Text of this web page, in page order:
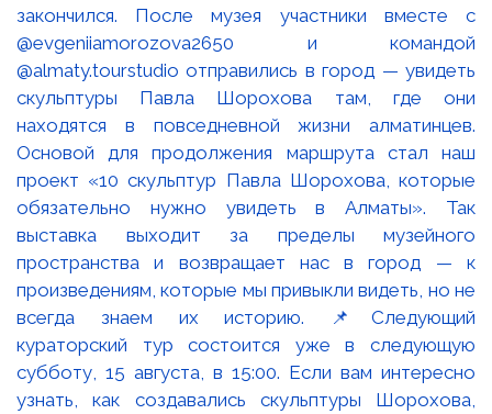
закончился. После музея участники вместе с
@evgeniiamorozova2650 и командой
@almaty.tourstudio отправились в город — увидеть
скульптуры Павла Шорохова там, где они
находятся в повседневной жизни алматинцев.
Основой для продолжения маршрута стал наш
проект «10 скульптур Павла Шорохова, которые
обязательно нужно увидеть в Алматы». Так
выставка выходит за пределы музейного
пространства и возвращает нас в город — к
произведениям, которые мы привыкли видеть, но не
всегда знаем их историю. 📌Следующий
кураторский тур состоится уже в следующую
субботу, 15 августа, в 15:00. Если вам интересно
узнать, как создавались скульптуры Шорохова,